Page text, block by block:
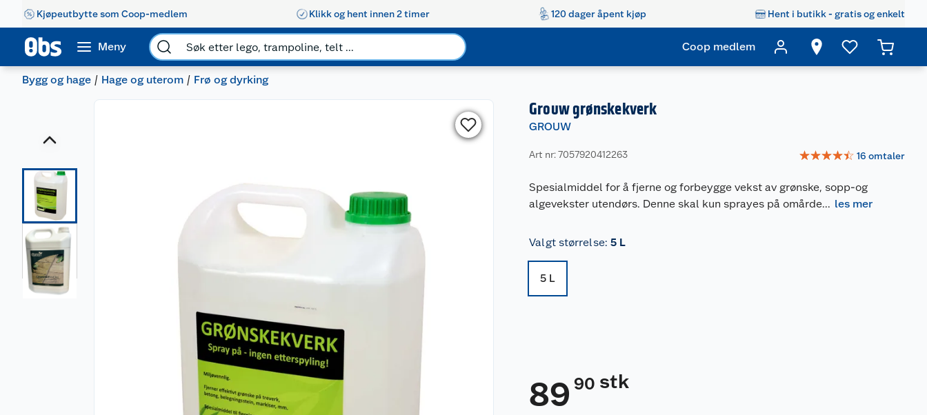
Kjøpeutbytte som Coop-medlem Klikk og hent innen 2 timer 120 dager åpent kjøp Hent i butikk - gratis og enkelt
Meny Coop medlem
Bygg og hage Hage og uterom Frø og dyrking
Grouw grønskekverk
GROUW
Art nr: 7057920412263 ☆☆☆☆☆ 16 omtaler
Spesialmiddel for å fjerne og forbeygge vekst av grønske, sopp-og
algevekster utendørs. Denne skal kun sprayes på omårde... les mer
Valgt størrelse: 5 L
5 L
89 90 stk